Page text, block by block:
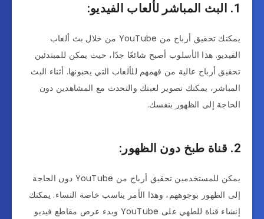
1. البث المباشر لألعاب الفيديو:
يمكنك تحقيق أرباح من YouTube من خلال بث ألعاب
الفيديو. هذا الأسلوب أصبح شائعًا جدًا، حيث يمكن للمبتدئين
تحقيق أرباح عالية من فهمهم للألعاب التي يحبونها. أثناء البث
المباشر، يمكنك تصوير لعبتك والتحدث مع المشاهدين دون
الحاجة إلى الظهور بنفسك.
2. قناة طبخ دون الظهور:
يمكن للمستخدمين تحقيق أرباح من YouTube دون الحاجة
إلى الظهور بوجوههم، وهذا الأمر يناسب خاصة النساء. يمكنك
إنشاء قناة للطهي على YouTube وبدء عرض مقاطع فيديو